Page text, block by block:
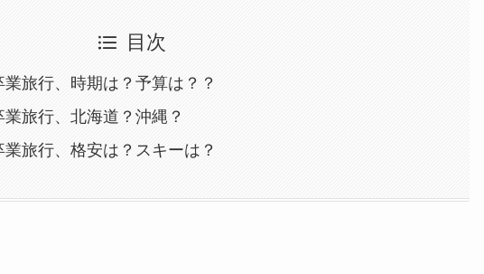
目次
旅行、時期は？予算は？？
旅行、北海道？沖縄？
旅行、格安は？スキーは？